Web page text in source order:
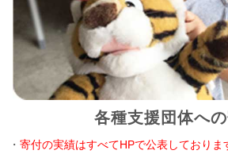
各種支援団体へ
・寄付の実績はすべてHPで公表しておりま